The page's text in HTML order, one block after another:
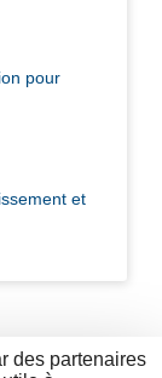
pour
et
des partenaires